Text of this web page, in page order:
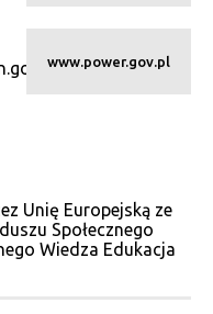
www.power.gov.pl
Unię Europejską ze
Społecznego
Wiedza Edukacja